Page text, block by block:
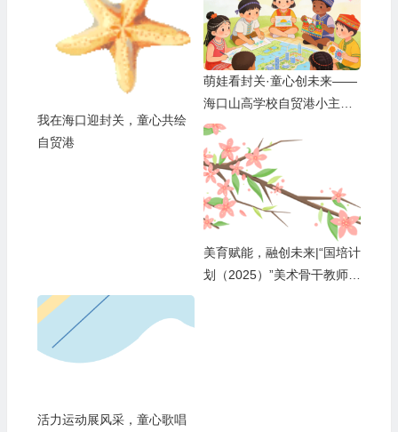
我在海口迎封关，童心共绘
自贸港
萌娃看封关·童心创未来——
海口山高学校自贸港小主人
成长计划
美育赋能，融创未来|“国培计
划（2025）”美术骨干教师与
活力运动展风采，童心歌唱